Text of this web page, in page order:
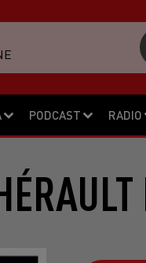
PODCAST RADIO